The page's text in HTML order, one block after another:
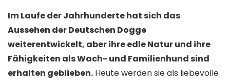
Im Laufe der Jahrhunderte hat sich das
Aussehen der Deutschen Dogge
weiterentwickelt, aber ihre edle Natur und ihre
Fähigkeiten als Wach- und Familienhund sind
erhalten geblieben. Heute werden sie als liebevolle